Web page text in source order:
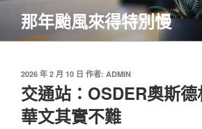
主
那年颱風來得特別慢
發
佈
於
2026 年 2 月 10 日 作者: ADMIN
交通站：OSDER奧斯
華文其實不難